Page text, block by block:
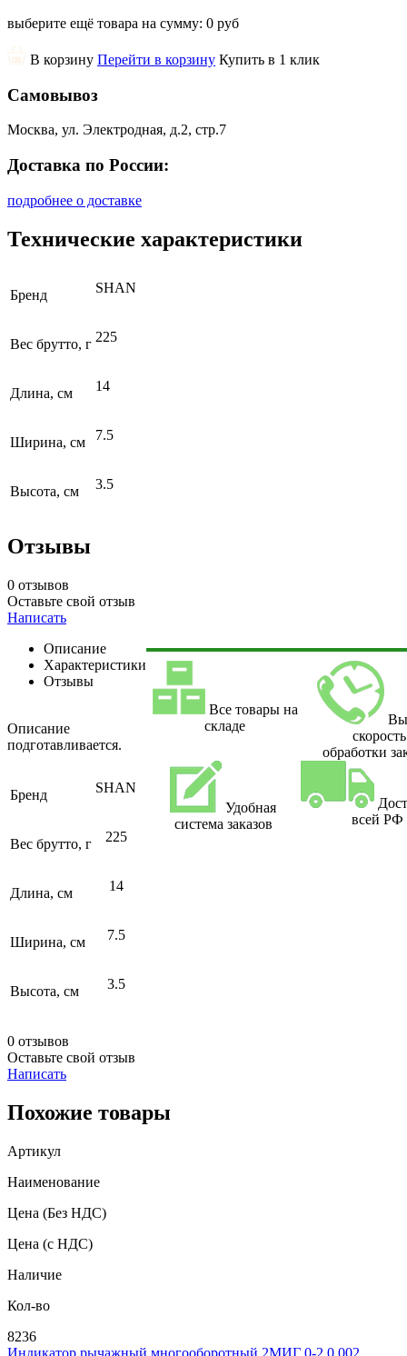
выберите ещё товара на сумму: 0 руб
В корзину Перейти в корзину Купить в 1 клик
Самовывоз
Москва, ул. Электродная, д.2, стр.7
Доставка по России:
подробнее о доставке
Технические характеристики
Бренд SHAN
Вес брутто, г 225
Длина, см 14
Ширина, см 7.5
Высота, см 3.5
Отзывы
0 отзывов
Оставьте свой отзыв
Написать
Описание
Характеристики
Отзывы
Описание
подготавливается.
Бренд SHAN
Вес брутто, г 225
Длина, см 14
Ширина, см 7.5
Высота, см 3.5
0 отзывов
Оставьте свой отзыв
Написать
Все товары на
складе
скорость
обработки
Удобная
система заказов
всей РФ
Похожие товары
Артикул
Наименование
Цена (Без НДС)
Цена (с НДС)
Наличие
Кол-во
8236